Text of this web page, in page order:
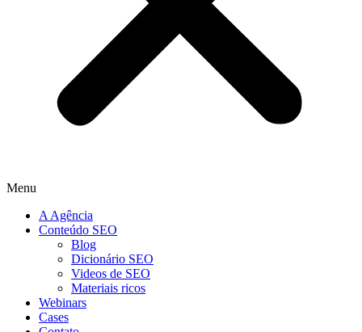
Menu
A Agência
Conteúdo SEO
Blog
Dicionário SEO
Videos de SEO
Materiais ricos
Webinars
Cases